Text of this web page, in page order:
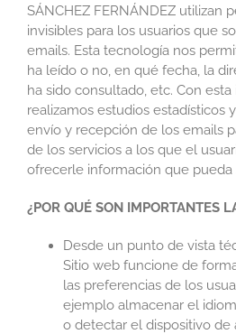
SÁNCHEZ FERNÁNDEZ utilizan
invisibles para los usuarios que
emails. Esta tecnología nos
ha leído o no, en qué fecha, la
ha sido consultado, etc. Con
realizamos estudios estadísticos
envío y recepción de los emails
de los servicios a los que el
ofrecerle información que pueda
¿POR QUÉ SON IMPORTANTES
Desde un punto de vista
Sitio web funcione de
las preferencias de los
ejemplo almacenar el
o detectar el dispositivo de